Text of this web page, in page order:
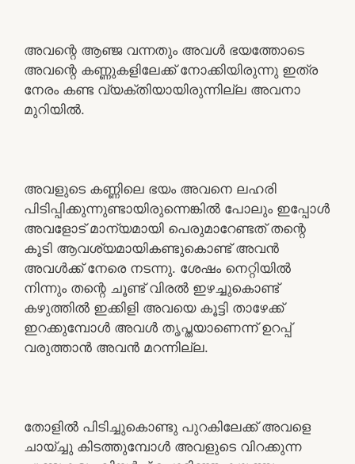
അവന്റെ ആഞ്ജ വന്നതും അവൾ ഭയത്തോടെ
അവന്റെ കണ്ണുകളിലേക്ക് നോക്കിയിരുന്നു ഇത്ര
നേരം കണ്ട വ്യക്തിയായിരുന്നില്ല അവനാ
മുറിയിൽ.
അവളുടെ കണ്ണിലെ ഭയം അവനെ ലഹരി
പിടിപ്പിക്കുന്നുണ്ടായിരുന്നെങ്കിൽ പോലും ഇപ്പോൾ
അവളോട് മാന്യമായി പെരുമാറേണ്ടത് തന്റെ
കൂടി ആവശ്യമായികണ്ടുകൊണ്ട് അവൻ
അവൾക്ക് നേരെ നടന്നു. ശേഷം നെറ്റിയിൽ
നിന്നും തന്റെ ചൂണ്ട് വിരൽ ഇഴച്ചുകൊണ്ട്
കഴുത്തിൽ ഇക്കിളി അവയെ കൂട്ടി താഴേക്ക്
ഇറക്കുമ്പോൾ അവൾ തൃപ്തയാണെന്ന് ഉറപ്പ്
വരുത്താൻ അവൻ മറന്നില്ല.
തോളിൽ പിടിച്ചുകൊണ്ടു പുറകിലേക്ക് അവളെ
ചായ്ച്ചു കിടത്തുമ്പോൾ അവളുടെ വിറക്കുന്ന